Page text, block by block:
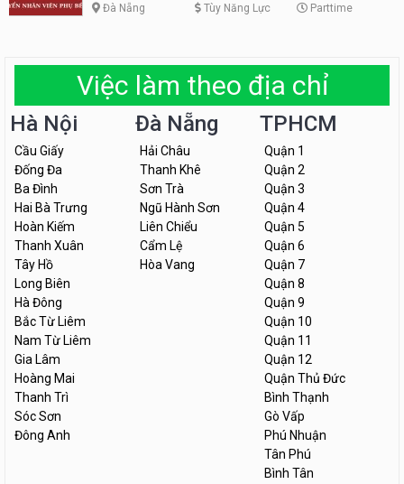
Đà Nẵng Tùy Năng Lực Parttime
Việc làm theo địa chỉ
Hà Nội
Cầu Giấy
Đống Đa
Ba Đình
Hai Bà Trưng
Hoàn Kiếm
Thanh Xuân
Tây Hồ
Long Biên
Hà Đông
Bắc Từ Liêm
Nam Từ Liêm
Gia Lâm
Hoàng Mai
Thanh Trì
Sóc Sơn
Đông Anh
Đà Nẵng
Hải Châu
Thanh Khê
Sơn Trà
Ngũ Hành Sơn
Liên Chiểu
Cẩm Lệ
Hòa Vang
TPHCM
Quận 1
Quận 2
Quận 3
Quận 4
Quận 5
Quận 6
Quận 7
Quận 8
Quận 9
Quận 10
Quận 11
Quận 12
Quận Thủ Đức
Bình Thạnh
Gò Vấp
Phú Nhuận
Tân Phú
Bình Tân